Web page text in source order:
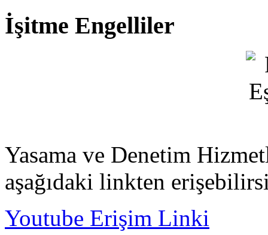
İşitme Engelliler
Yasama ve Denetim
aşağıdaki linkten
Youtube Erişim Linki